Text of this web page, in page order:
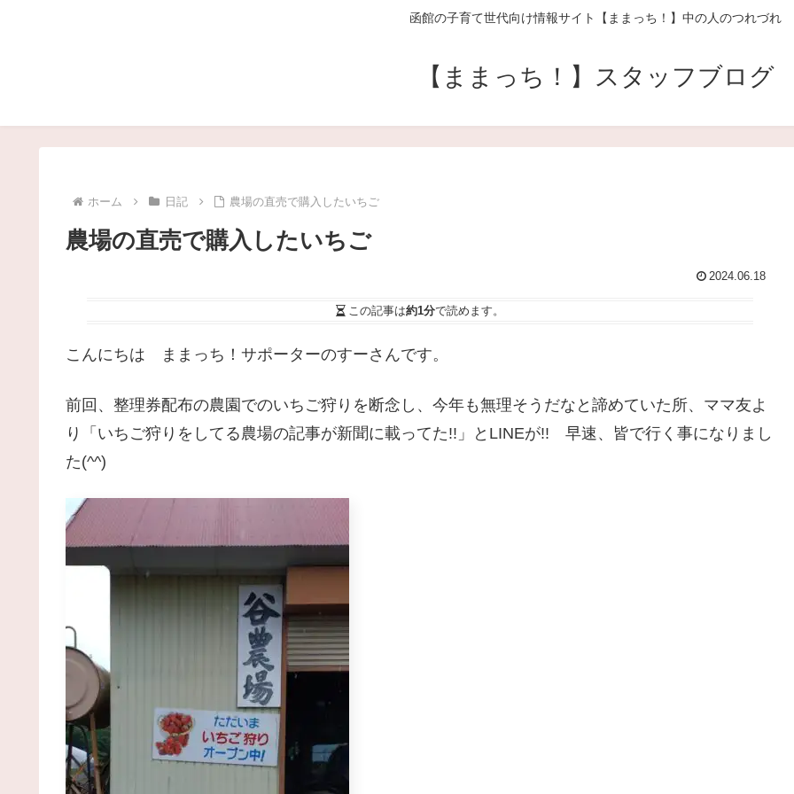
函館の子育て世代向け情報サイト【ままっち！】中の人のつれづれ
【ままっち！】スタッフブログ
ホーム 日記 農場の直売で購入したいちご
農場の直売で購入したいちご
2024.06.18
この記事は約1分で読めます。
こんにちは ままっち！サポーターのすーさんです。
前回、整理券配布の農園でのいちご狩りを断念し、今年も無理そうだなと諦めていた所、ママ友よ
り「いちご狩りをしてる農場の記事が新聞に載ってた!!」とLINEが!! 早速、皆で行く事になりまし
た(^^)